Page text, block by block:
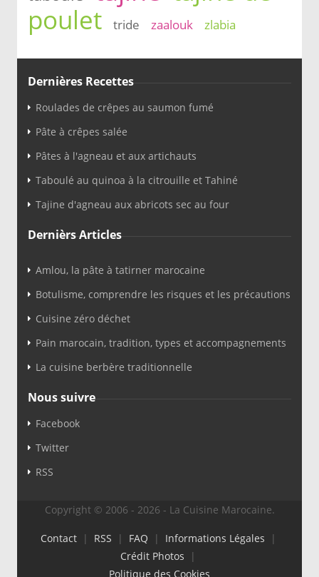
poulet
tride zaalouk zlabia
Dernières Recettes
Roulades de crêpes au saumon fumé
Pâte à crêpes salée
Pâtes à l'agneau et aux artichauts
Taboulé au quinoa à la citrouille et Tahiné
Tajine d'agneau aux abricots sec au four
Dernièrs Articles
Amlou, la pâte à tatirner marocaine
Botulisme, comprendre les risques et les précautions
Cuisine zéro déchet
Pain marocain, tradition, types et accompagnements
La cuisine berbère traditionnelle
Nous suivre
Facebook
Twitter
RSS
Copyright © 2006 - 2026 - La Cuisine Marocaine.
Contact| RSS | FAQ | Informations Légales |
Crédit Photos |
Politique des Cookies